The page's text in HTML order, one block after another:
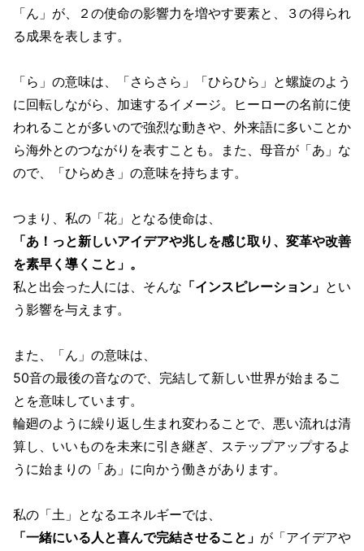
「ん」が、２の使命の影響力を増やす要素と、３の得られ
る成果を表します。
「ら」の意味は、「さらさら」「ひらひら」と螺旋のよう
に回転しながら、加速するイメージ。ヒーローの名前に使
われることが多いので強烈な動きや、外来語に多いことか
ら海外とのつながりを表すことも。また、母音が「あ」な
ので、「ひらめき」の意味を持ちます。
つまり、私の「花」となる使命は、
「あ！っと新しいアイデアや兆しを感じ取り、変革や改善
を素早く導くこと」。
私と出会った人には、そんな 「インスピレーション」 とい
う影響を与えます。
また、「ん」の意味は、
50音の最後の音なので、完結して新しい世界が始まるこ
とを意味しています。
輪廻のように繰り返し生まれ変わることで、悪い流れは清
算し、いいものを未来に引き継ぎ、ステップアップするよ
うに始まりの「あ」に向かう働きがあります。
私の「土」となるエネルギーでは、
「一緒にいる人と喜んで完結させること」 が「アイデアや